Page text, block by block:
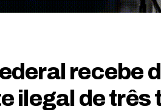
recebe
ilegal de três